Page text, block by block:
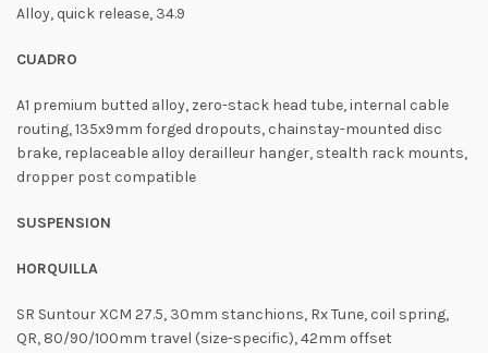
Alloy, quick release, 34.9
CUADRO
A1 premium butted alloy, zero-stack head tube, internal cable
routing, 135x9mm forged dropouts, chainstay-mounted disc
brake, replaceable alloy derailleur hanger, stealth rack mounts,
dropper post compatible
SUSPENSION
HORQUILLA
SR Suntour XCM 27.5, 30mm stanchions, Rx Tune, coil spring,
QR, 80/90/100mm travel (size-specific), 42mm offset